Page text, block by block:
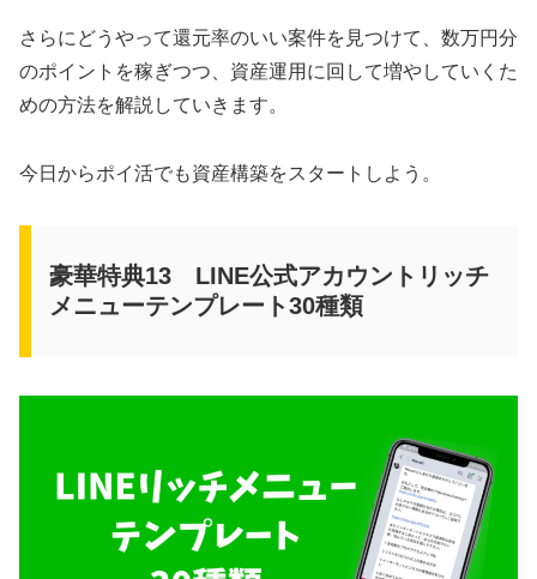
さらにどうやって還元率のいい案件を見つけて、数万円分
のポイントを稼ぎつつ、資産運用に回して増やしていくた
めの方法を解説していきます。
今日からポイ活でも資産構築をスタートしよう。
豪華特典13 LINE公式アカウントリッチ
メニューテンプレート30種類